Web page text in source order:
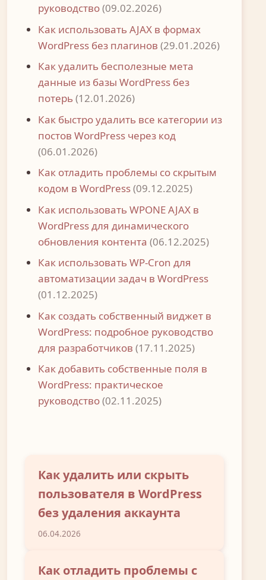
руководство(09.02.2026)
Как использовать AJAX в формах
WordPress без плагинов (29.01.2026)
Как удалить бесполезные мета
данные из базы WordPress без
потерь(12.01.2026)
Как быстро удалить все категории из
постов WordPress через код
(06.01.2026)
Как отладить проблемы со скрытым
кодом в WordPress(09.12.2025)
Как использовать WPONE AJAX в
WordPress для динамического
обновления контента (06.12.2025)
Как использовать WP-Cron для
автоматизации задач в WordPress
(01.12.2025)
Как создать собственный виджет в
WordPress: подробное руководство
для разработчиков (17.11.2025)
Как добавить собственные поля в
WordPress: практическое
руководство(02.11.2025)
Как удалить или скрыть
пользователя в WordPress
без удаления аккаунта
06.04.2026
Как отладить проблемы с